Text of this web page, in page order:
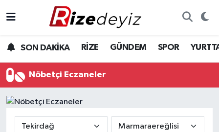
SON DAKİKA RİZE GÜNDEM SPOR
Nöbetçi Eczaneler
Gündem
Yurttan Haberler
Rize Hava Durumu
Rize Trafik Yoğunluk Haritası